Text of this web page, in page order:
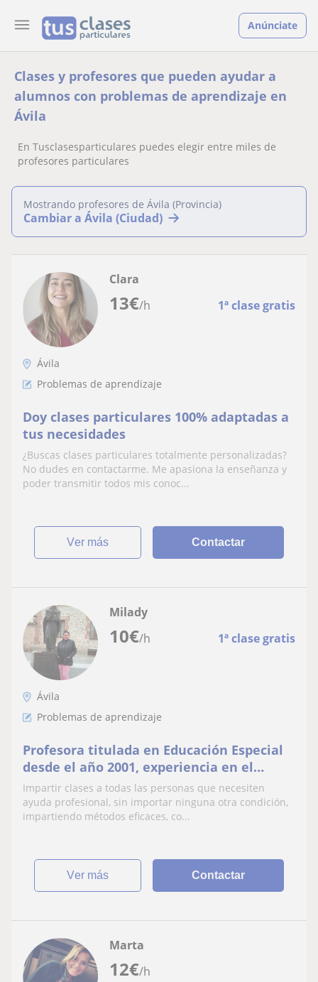
Anúnciate
Clases y profesores que pueden ayudar a
alumnos con problemas de aprendizaje en
Ávila
En Tusclasesparticulares puedes elegir entre miles de
profesores particulares
Mostrando profesores de Ávila (Provincia)
Cambiar a Ávila (Ciudad)
13€/h 1ª clase gratis
Clara
Ávila
Problemas de aprendizaje
Doy clases particulares 100% adaptadas a
tus necesidades
¿Buscas clases particulares totalmente personalizadas?
No dudes en contactarme. Me apasiona la enseñanza y
poder transmitir todos mis conoc...
ver más Contactar
10€/h 1ª clase gratis
Milady
Ávila
Problemas de aprendizaje
Profesora titulada en Educación Especial
desde el año 2001, experiencia en el
sector. Máster en Economía de la Salud y
Diplomado en Administración
Impartir clases a todas las personas que necesiten
ayuda profesional, sin importar ninguna otra condición,
impartiendo métodos eficaces, co...
ver más Contactar
12€/h
Marta